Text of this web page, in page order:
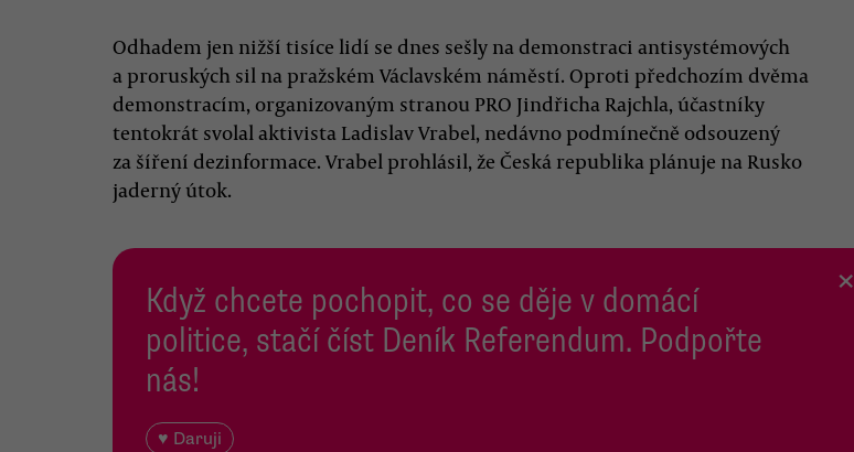
Odhadem jen nižší tisíce lidí se dnes sešly na demonstraci antisystémových
a proruských sil na pražském Václavském náměstí. Oproti předchozím dvěma
demonstracím, organizovaným stranou PRO Jindřicha Rajchla, účastníky
tentokrát svolal aktivista Ladislav Vrabel, nedávno podmínečně odsouzený
za šíření dezinformace. Vrabel prohlásil, že Česká republika plánuje na Rusko
jaderný útok.
Když chcete pochopit, co se děje v domácí
politice, stačí číst Deník Referendum. Podpořte
nás!
♥ Daruji
×